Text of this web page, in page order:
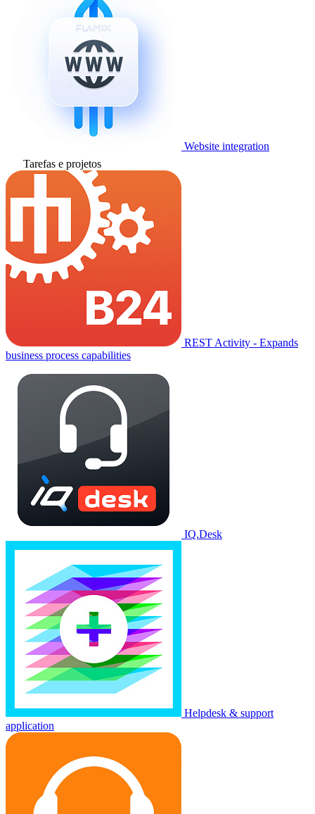
Website integration
Tarefas e projetos
REST Activity - Expands
business process capabilities
IQ.Desk
Helpdesk & support
application